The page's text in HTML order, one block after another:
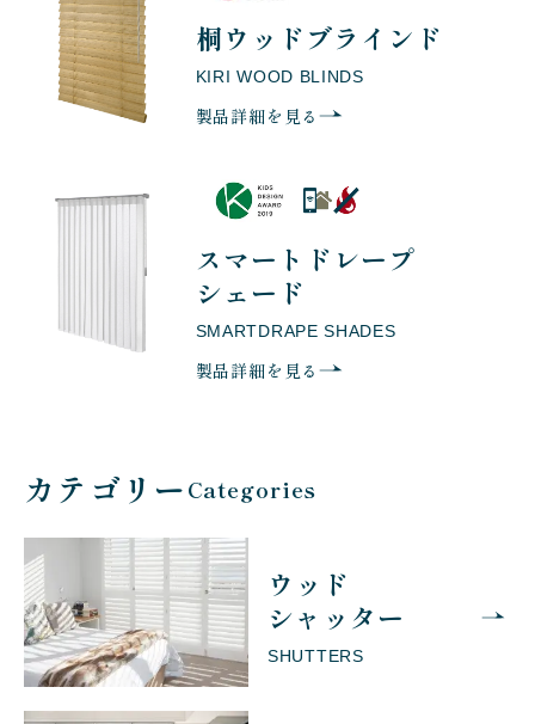
桐ウッドブラインド
KIRI WOOD BLINDS
製品詳細を見る
スマートドレープ
シェード
SMARTDRAPESHADES
製品詳細を見る
カテゴリーCategories
ウッド
シャッター
SHUTTERS